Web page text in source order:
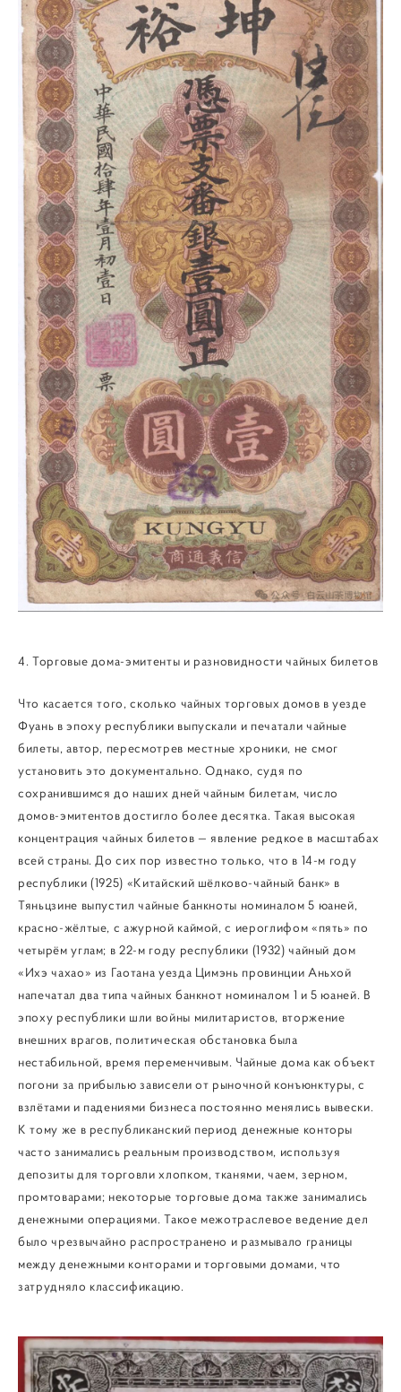
4. Торговые дома-эмитенты и разновидности чайных билетов
Что касается того, сколько чайных торговых домов в уезде
Фуань в эпоху республики выпускали и печатали чайные
билеты, автор, пересмотрев местные хроники, не смог
установить это документально. Однако, судя по
сохранившимся до наших дней чайным билетам, число
домов-эмитентов достигло более десятка. Такая высокая
концентрация чайных билетов — явление редкое в масштабах
всей страны. До сих пор известно только, что в 14-м году
республики (1925) «Китайский шёлково-чайный банк» в
Тяньцзине выпустил чайные банкноты номиналом 5 юаней,
красно-жёлтые, с ажурной каймой, с иероглифом «пять» по
четырём углам; в 22-м году республики (1932) чайный дом
«Ихэ чахао» из Гаотана уезда Цимэнь провинции Аньхой
напечатал два типа чайных банкнот номиналом 1 и 5 юаней. В
эпоху республики шли войны милитаристов, вторжение
внешних врагов, политическая обстановка была
нестабильной, время переменчивым. Чайные дома как объект
погони за прибылью зависели от рыночной конъюнктуры, с
взлётами и падениями бизнеса постоянно менялись вывески.
К тому же в республиканский период денежные конторы
часто занимались реальным производством, используя
депозиты для торговли хлопком, тканями, чаем, зерном,
промтоварами; некоторые торговые дома также занимались
денежными операциями. Такое межотраслевое ведение дел
было чрезвычайно распространено и размывало границы
между денежными конторами и торговыми домами, что
затрудняло классификацию.